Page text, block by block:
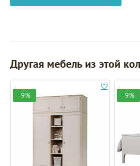
Другая мебель из этой
-9% -9%